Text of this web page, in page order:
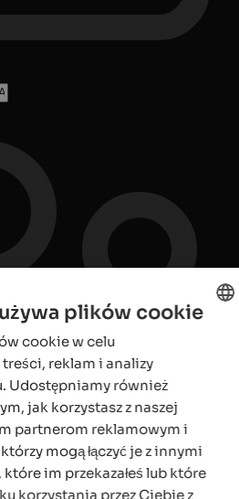
plików cookie
cookie w celu
reklam i analizy
Udostępniamy również
jak korzystasz z naszej
partnerom reklamowym i
mogą łączyć je z innymi
im przekazałeś lub które
korzystania przez Ciebie z